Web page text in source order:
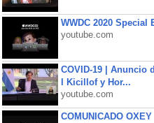
WWDC 2020
youtube.com
COVID-19 | Anuncio
l Kicillof y Hor...
youtube.com
COMUNICADO OXEY